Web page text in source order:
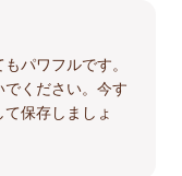
パワフルです。
ください。今す
保存しましょ